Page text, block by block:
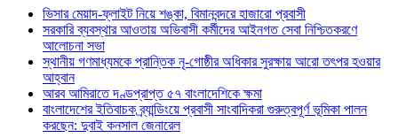
ভিসার মেয়াদ-ফ্লাইট নিয়ে শঙ্কা, বিমানবন্দরে হাজারো প্রবাসী
সরকারি ব্যবস্থার আওতায় অভিবাসী কর্মীদের আইনগত সেবা নিশ্চিতকরণে
আলোচনা সভা
স্থানীয় গণমাধ্যমকে প্রান্তিক নৃ-গোষ্ঠীর অধিকার সুরক্ষায় আরো তৎপর হওয়ার
আহ্বান
আরব আমিরাতে দণ্ডপ্রাপ্ত ৫৭ বাংলাদেশিকে ক্ষমা
বাংলাদেশের ইতিবাচক ব্র্যান্ডিংয়ে প্রবাসী সাংবাদিকরা গুরুত্বপূর্ণ ভূমিকা পালন
করছেন: দুবাই কনসাল জেনারেল